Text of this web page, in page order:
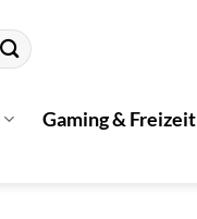
Gaming & Freizeit